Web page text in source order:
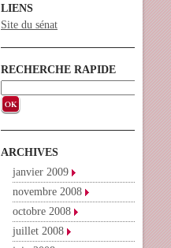
LIENS
Site du sénat
RECHERCHE RAPIDE
ARCHIVES
janvier 2009
novembre 2008
octobre 2008
juillet 2008